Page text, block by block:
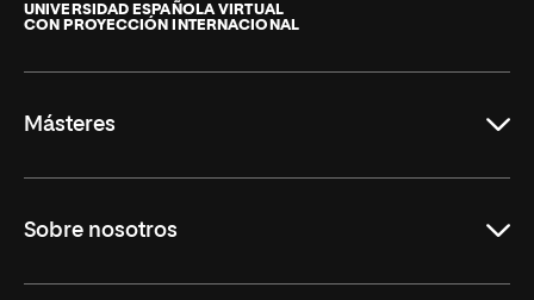
de
La
UNIVERSIDAD ESPAÑOLA VIRTUAL
CON PROYECCIÓN INTERNACIONAL
Másteres
Derecho
Sobre nosotros